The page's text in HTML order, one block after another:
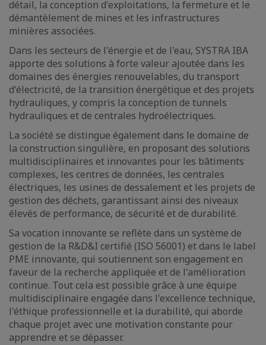
détail, la conception d'exploitations, la fermeture et le
démantèlement de mines et les infrastructures
minières associées.
Dans les secteurs de l'énergie et de l'eau, SYSTRA IBA
apporte des solutions à forte valeur ajoutée dans les
domaines des énergies renouvelables, du transport
d'électricité, de la transition énergétique et des projets
hydrauliques, y compris la conception de tunnels
hydrauliques et de centrales hydroélectriques.
La société se distingue également dans le domaine de
la construction singulière, en proposant des solutions
multidisciplinaires et innovantes pour les bâtiments
complexes, les centres de données, les centrales
électriques, les usines de dessalement et les projets de
gestion des déchets, garantissant ainsi des niveaux
élevés de performance, de sécurité et de durabilité.
Sa vocation innovante se reflète dans un système de
gestion de la R&D&I certifié (ISO 56001) et dans le label
PME innovante, qui soutiennent son engagement en
faveur de la recherche appliquée et de l'amélioration
continue. Tout cela est possible grâce à une équipe
multidisciplinaire engagée dans l'excellence technique,
l'éthique professionnelle et la durabilité, qui aborde
chaque projet avec une motivation constante pour
apprendre et se dépasser.